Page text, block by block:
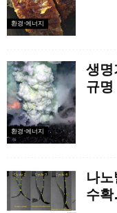
환경·에너지
환경·에너지
생명
규명
나
수